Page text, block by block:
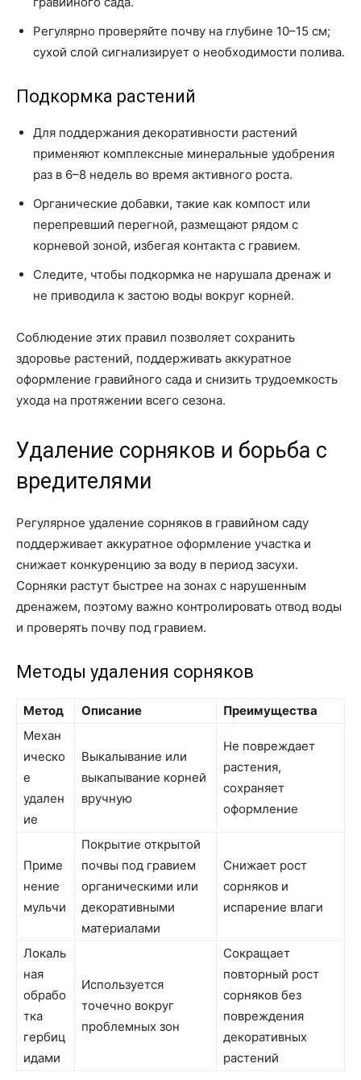
Регулярно проверяйте почву на глубине 10–15 см;
сухой слой сигнализирует о необходимости полива.
Подкормка растений
Для поддержания декоративности растений
применяют комплексные минеральные удобрения
раз в 6–8 недель во время активного роста.
Органические добавки, такие как компост или
перепревший перегной, размещают рядом с
корневой зоной, избегая контакта с гравием.
Следите, чтобы подкормка не нарушала дренаж и
не приводила к застою воды вокруг корней.
Соблюдение этих правил позволяет сохранить
здоровье растений, поддерживать аккуратное
оформление гравийного сада и снизить трудоемкость
ухода на протяжении всего сезона.
Удаление сорняков и борьба с
вредителями
Регулярное удаление сорняков в гравийном саду
поддерживает аккуратное оформление участка и
снижает конкуренцию за воду в период засухи.
Сорняки растут быстрее на зонах с нарушенным
дренажем, поэтому важно контролировать отвод воды
и проверять почву под гравием.
Методы удаления сорняков
Метод Описание
Преимущества
Механ
ическо
е
удален
ие
Выкалывание или
выкапывание корней
вручную
Не повреждает
растения,
сохраняет
оформление
Приме
нение
мульчи
Покрытие открытой
почвы под гравием
органическими или
декоративными
материалами
Снижает рост
сорняков и
испарение влаги
Локаль
ная
обрабо
тка
гербиц
идами
Используется
точечно вокруг
проблемных зон
Сокращает
повторный рост
сорняков без
повреждения
декоративных
растений